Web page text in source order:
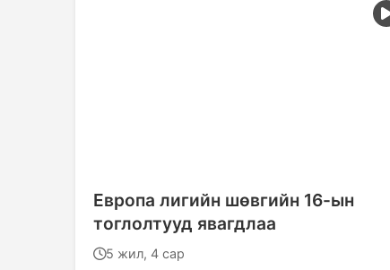
Европа лигийн шөвгийн 16-ын
тоглолтууд явагдлаа
5 жил, 4 сар